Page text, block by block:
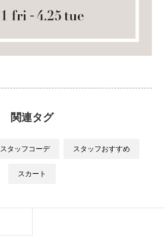
関連タグ
スタッフコーデ スタッフおすすめ
スカート